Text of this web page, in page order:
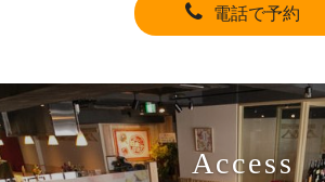
電話で予約
Access